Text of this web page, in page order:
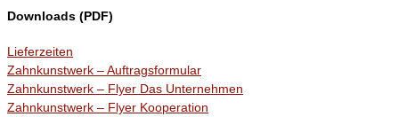
Downloads (PDF)
Lieferzeiten
Zahnkunstwerk – Auftragsformular
Zahnkunstwerk – Flyer Das Unternehmen
Zahnkunstwerk – Flyer Kooperation